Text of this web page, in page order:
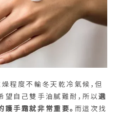
程度不輸冬天乾冷氣候，但
自己雙手油膩難耐，所以選
手霜就非常重要。 而這次找